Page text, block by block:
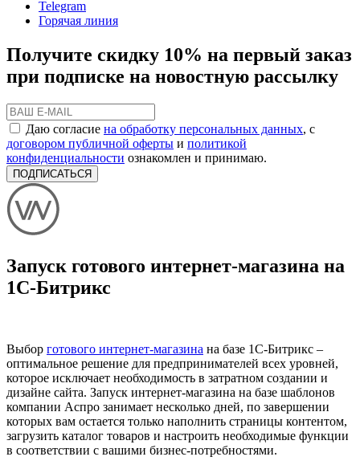
Telegram
Горячая линия
Получите скидку 10% на первый заказ
при подписке на новостную рассылку
Даю согласие на обработку персональных данных, с
договором публичной оферты и политикой
конфиденциальности ознакомлен и принимаю.
ПОДПИСАТЬСЯ
Запуск готового интернет-магазина на
1С-Битрикс
Выбор готового интернет-магазина на базе 1С-Битрикс –
оптимальное решение для предпринимателей всех уровней,
которое исключает необходимость в затратном создании и
дизайне сайта. Запуск интернет-магазина на базе шаблонов
компании Аспро занимает несколько дней, по завершении
которых вам остается только наполнить страницы контентом,
загрузить каталог товаров и настроить необходимые функции
в соответствии с вашими бизнес-потребностями.